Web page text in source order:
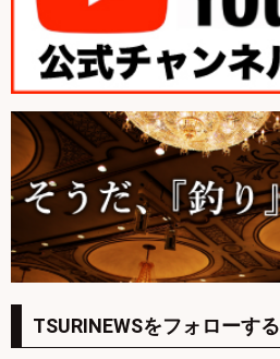
TSURINEWSをフォローする